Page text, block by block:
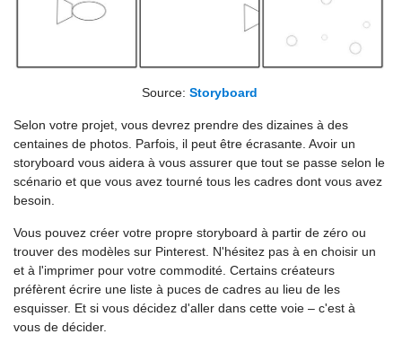
Source: Storyboard
Selon votre projet, vous devrez prendre des dizaines à des
centaines de photos. Parfois, il peut être écrasante. Avoir un
storyboard vous aidera à vous assurer que tout se passe selon le
scénario et que vous avez tourné tous les cadres dont vous avez
besoin.
Vous pouvez créer votre propre storyboard à partir de zéro ou
trouver des modèles sur Pinterest. N'hésitez pas à en choisir un
et à l'imprimer pour votre commodité. Certains créateurs
préfèrent écrire une liste à puces de cadres au lieu de les
esquisser. Et si vous décidez d'aller dans cette voie – c'est à
vous de décider.